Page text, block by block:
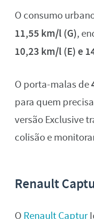
O consumo
11,55 km/l (G),
10,23 km/l (E) e
O porta-malas de
para quem
versão Exclusive
colisão e
Renault
O Renault Captur